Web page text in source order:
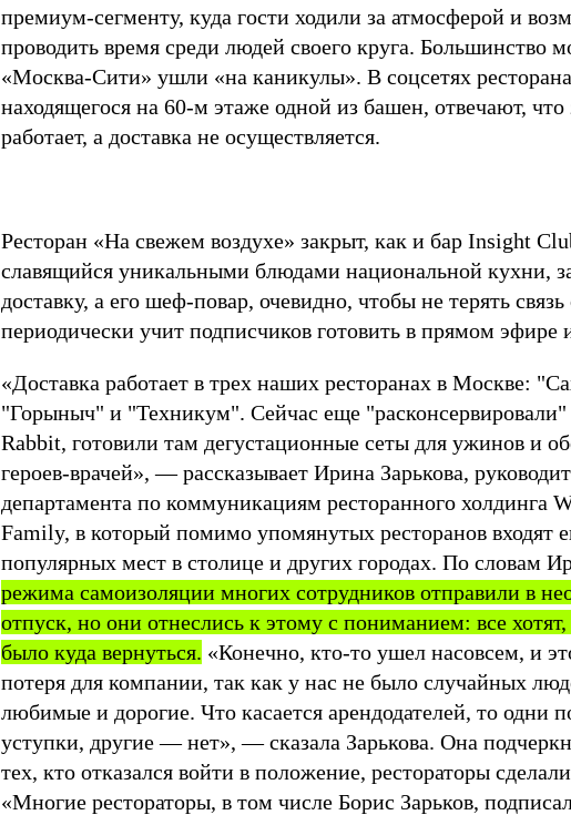
премиум-сегменту, куда гости ходили за атмосферой и
проводить время среди людей своего круга. Большинство
«Москва-Сити» ушли «на каникулы». В соцсетях
находящегося на 60-м этаже одной из башен, отвечают, что
работает, а доставка не осуществляется.
Ресторан «На свежем воздухе» закрыт, как и бар Insight
славящийся уникальными блюдами национальной кухни,
доставку, а его шеф-повар, очевидно, чтобы не терять связь
периодически учит подписчиков готовить в прямом эфире
«Доставка работает в трех наших ресторанах в Москве:
"Горыныч" и "Техникум". Сейчас еще
Rabbit, готовили там дегустационные сеты для ужинов и
героев-врачей», — рассказывает Ирина Зарькова,
департамента по коммуникациям ресторанного холдинга
Family, в который помимо упомянутых ресторанов входят
популярных мест в столице и других городах. По словам
режима самоизоляции многих сотрудников отправили в
отпуск, но они отнеслись к этому с пониманием: все
было куда вернуться. «Конечно, кто-то ушел насовсем, и
потеря для компании, так как у нас не было случайных
любимые и дорогие. Что касается арендодателей, то одни
уступки, другие — нет», — сказала Зарькова. Она
тех, кто отказался войти в положение, рестораторы
«Многие рестораторы, в том числе Борис Зарьков,